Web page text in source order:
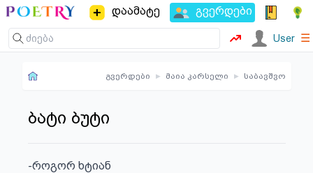
დაამატე გვერდები
User ☰
გვერდები ▸ მაია კარსელი ▸ საბავშვო
ბატი ბუტი
-როგორ ხტიან